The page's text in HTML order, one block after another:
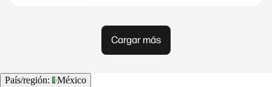
Cargar más
País/región:
México